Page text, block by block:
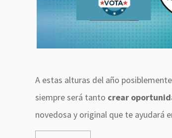
A estas alturas del año
siempre será tanto crear
novedosa y original que te ayudará